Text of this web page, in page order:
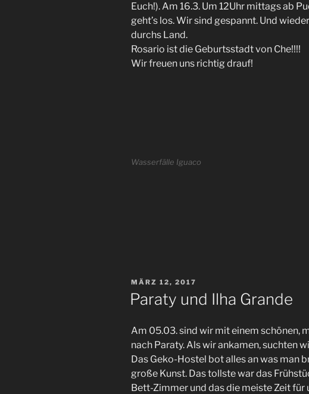
Euch!). Am 16.3. Um 12Uhr mittags ab
geht’s los. Wir sind gespannt. Und
durchs Land.
Rosario ist die Geburtsstadt von Che!!!!
Wir freuen uns richtig drauf!
Wasserfälle Iguaco
VERÖFFENTLICHT
AM
MÄRZ 12, 2017
Paraty und Ilha Grande
Am 05.03. sind wir mit einem schönen,
nach Paraty. Als wir ankamen, suchten
Das Geko-Hostel bot alles an was man
große Kunst. Das tollste war das
Bett-Zimmer und das die meiste Zeit für